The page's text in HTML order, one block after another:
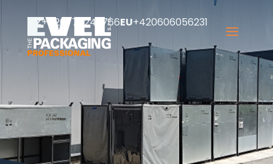
CZ+420777249766EU+420606056231